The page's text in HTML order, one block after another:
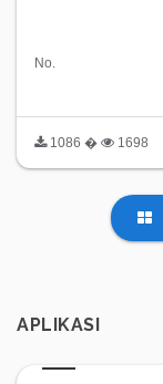
No.
1086 � 1698
APLIKASI